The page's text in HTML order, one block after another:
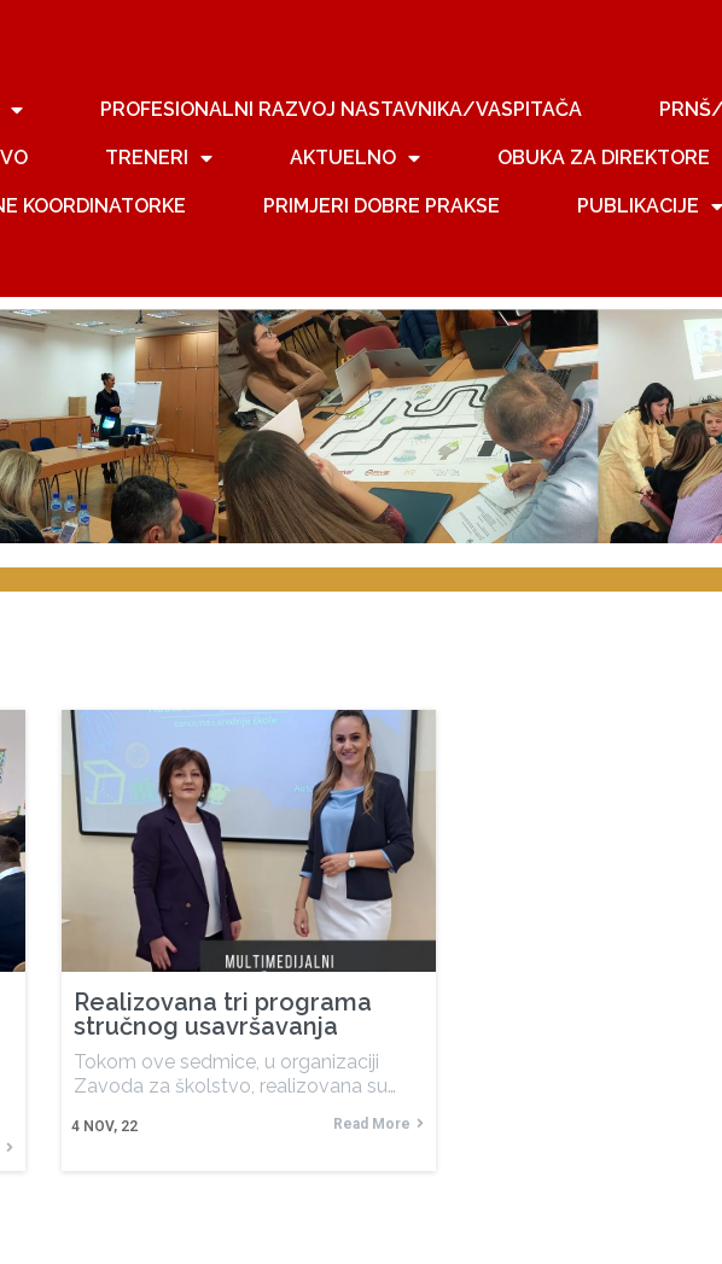
PROFESIONALNI RAZVOJ NASTAVNIKA/VASPITAČA
TRENERI AKTUELNO OBUKA ZA DIREKTORE
KOORDINATORKE PRIMJERI DOBRE PRAKSE PUBLIKACIJE
Realizovana tri programa
stručnog usavršavanja
4 NOV, 22
Tokom ove sedmice, u organizaciji
Zavoda za školstvo, realizovana su…
Read More